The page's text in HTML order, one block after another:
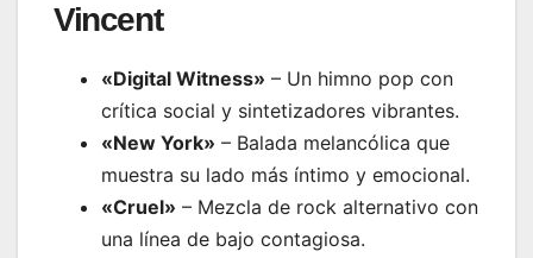
Vincent
«Digital Witness» – Un himno pop con
crítica social y sintetizadores vibrantes.
«New York» – Balada melancólica que
muestra su lado más íntimo y emocional.
«Cruel» – Mezcla de rock alternativo con
una línea de bajo contagiosa.